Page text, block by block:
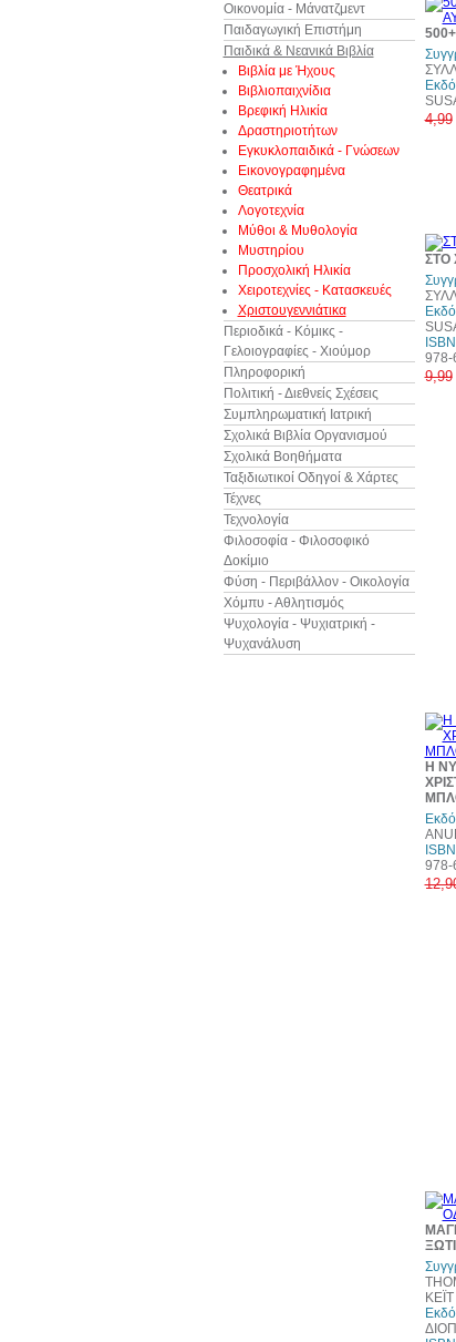
Οικονομία - Μάνατζμεντ
Παιδαγωγική Επιστήμη
Παιδικά & Νεανικά Βιβλία
Βιβλία με Ήχους
Βιβλιοπαιχνίδια
Βρεφική Ηλικία
Δραστηριοτήτων
Εγκυκλοπαιδικά - Γνώσεων
Εικονογραφημένα
Θεατρικά
Λογοτεχνία
Μύθοι & Μυθολογία
Μυστηρίου
Προσχολική Ηλικία
Χειροτεχνίες - Κατασκευές
Χριστουγεννιάτικα
Περιοδικά - Κόμικς -
Γελοιογραφίες - Χιούμορ
Πληροφορική
Πολιτική - Διεθνείς Σχέσεις
Συμπληρωματική Ιατρική
Σχολικά Βιβλία Οργανισμού
Σχολικά Βοηθήματα
Ταξιδιωτικοί Οδηγοί & Χάρτες
Τέχνες
Τεχνολογία
Φιλοσοφία - Φιλοσοφικό
Δοκίμιο
Φύση - Περιβάλλον - Οικολογία
Χόμπυ - Αθλητισμός
Ψυχολογία - Ψυχιατρική -
Ψυχανάλυση
4,99
ΣΤΟ
978-
9,99
Η
978-
ΚΕΪΤ